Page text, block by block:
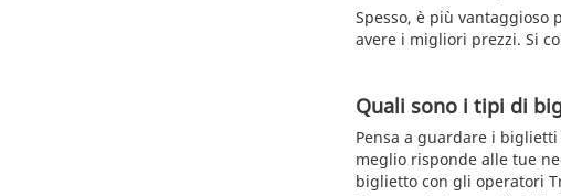
Spesso, è più vantaggioso
avere i migliori prezzi. Si
Quali sono i tipi di
Pensa a guardare i
meglio risponde alle tue
biglietto con gli operatori